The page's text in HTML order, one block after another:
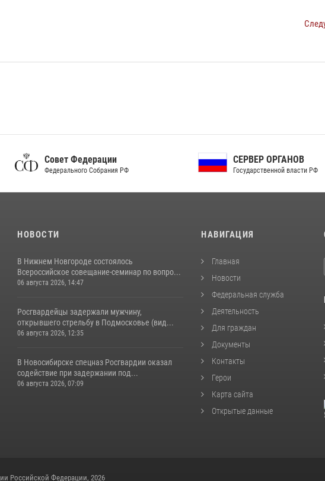
СЕРВЕР ОРГАНОВ
Государственной власти РФ
Совет Безопасности
Российской Федерации
НОВОСТИ
В Нижнем Новгороде состоялось
Всероссийское совещание-семинар по вопро...
06 августа 2026, 14:47
Росгвардейцы задержали мужчину,
открывшего стрельбу в Подмосковье (вид...
06 августа 2026, 12:35
В Новосибирске спецназ Росгвардии оказал
содействие при задержании под...
06 августа 2026, 07:09
НАВИГАЦИЯ
Главная
Новости
Федеральная служба
Деятельность
Для граждан
Документы
Контакты
Герои
Карта сайта
Открытые данные
Российской Федерации, 2026